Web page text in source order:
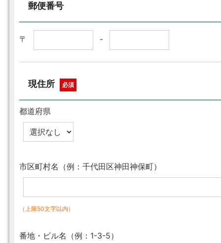
郵便番号
〒 -
現住所 必須
都道府県
市区町村名（例：千代田区神田神保町）
（上限50文字以内）
番地・ビル名（例：1-3-5）